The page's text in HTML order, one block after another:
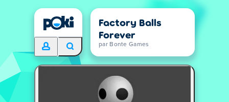
Factory Balls
Forever
par Bonte Games